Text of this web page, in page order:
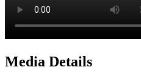
Media Details